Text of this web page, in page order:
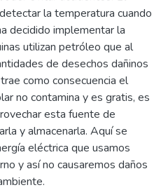
la temperatura cuando
decidido implementar la
utilizan petróleo que al
de desechos dañinos
como consecuencia el
no contamina y es gratis, es
esta fuente de
y almacenarla. Aquí se
eléctrica que usamos
y así no causaremos daños